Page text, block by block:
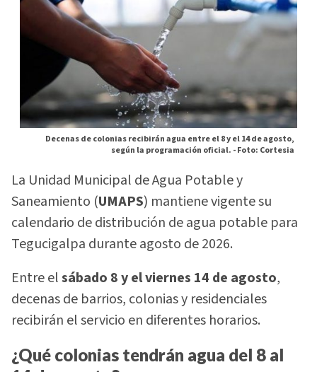
Decenas de colonias recibirán agua entre el 8 y el 14 de agosto,
según la programación oficial. -Foto: Cortesia
La Unidad Municipal de Agua Potable y
Saneamiento (UMAPS) mantiene vigente su
calendario de distribución de agua potable para
Tegucigalpa durante agosto de 2026.
Entre elsábado 8 y el viernes 14 de agosto,
decenas de barrios, colonias y residenciales
recibirán el servicio en diferentes horarios.
¿Qué colonias tendrán agua del 8 al